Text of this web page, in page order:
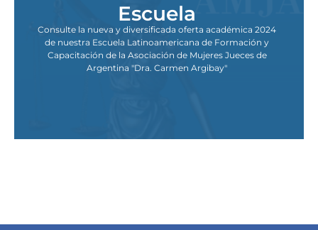
Escuela
Consulte la nueva y diversificada oferta académica 2024
de nuestra Escuela Latinoamericana de Formación y
Capacitación de la Asociación de Mujeres Jueces de
Argentina "Dra. Carmen Argibay"